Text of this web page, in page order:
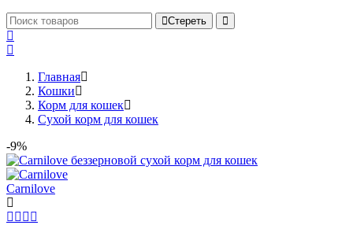
Стереть
Главная
Кошки
Корм для кошек
Сухой корм для кошек
-9%
Сarnilove